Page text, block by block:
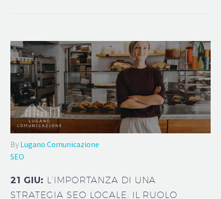
By Lugano Comunicazione
SEO
21 GIU: L’IMPORTANZA DI UNA
STRATEGIA SEO LOCALE: IL RUOLO